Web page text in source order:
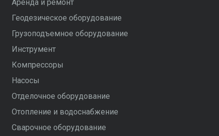
Аренда и ремонт
Геодезическое оборудование
Грузоподъемное оборудование
Инструмент
Компрессоры
Насосы
Отделочное оборудование
Отопление и водоснабжение
Сварочное оборудование